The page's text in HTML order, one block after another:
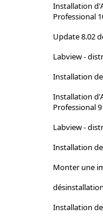
Installation
Professional
Update 8.02
Labview -
Installation
Installation
Professional 9
Labview -
Installation
Monter une
Installation